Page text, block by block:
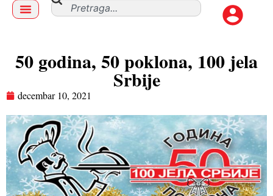
50 godina, 50 poklona, 100 jela
Srbije
decembar 10, 2021